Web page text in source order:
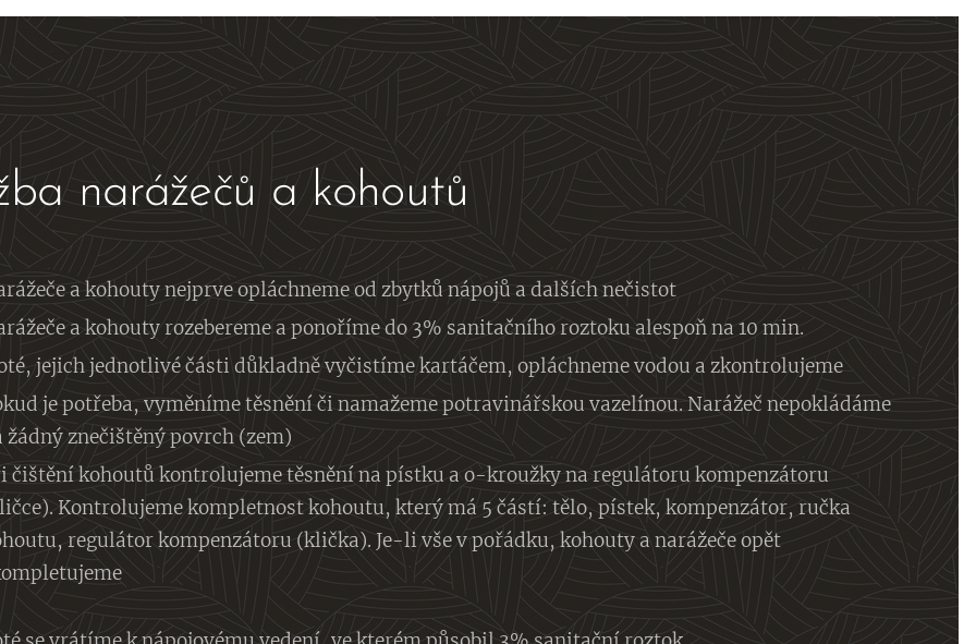
narážečů a kohoutů
a kohouty nejprve opláchneme od zbytků nápojů a dalších nečistot
a kohouty rozebereme a ponoříme do 3% sanitačního roztoku alespoň na 10 min.
jejich jednotlivé části důkladně vyčistíme kartáčem, opláchneme vodou a zkontrolujeme
je potřeba, vyměníme těsnění či namažeme potravinářskou vazelínou. Narážeč nepokládáme
žádný znečištěný povrch (zem)
čištění kohoutů kontrolujeme těsnění na pístku a o-kroužky na regulátoru kompenzátoru
Kontrolujeme kompletnost kohoutu, který má 5 částí: tělo, pístek, kompenzátor, ručka
regulátor kompenzátoru (klička). Je-li vše v pořádku, kohouty a narážeče opět